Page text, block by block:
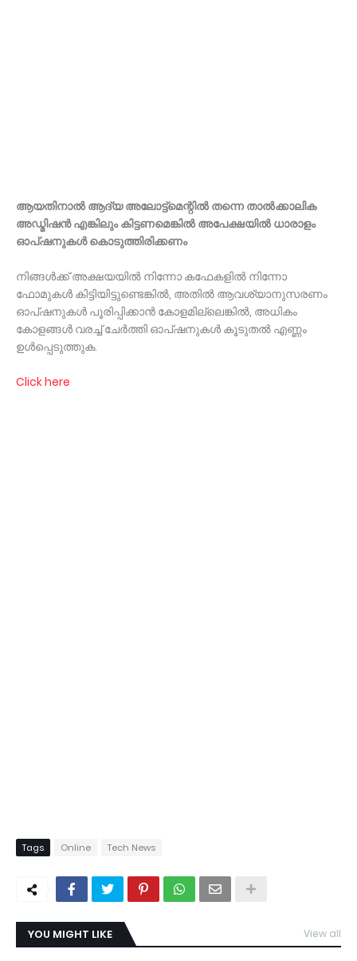
ആയതിനാൽ ആദ്യ അലോട്ട്മെന്റിൽ തന്നെ താൽക്കാലിക
അഡ്മിഷൻ എങ്കിലും കിട്ടണമെങ്കിൽ അപേക്ഷയിൽ ധാരാളം
ഓപ്ഷനുകൾ കൊടുത്തിരിക്കണം
നിങ്ങൾക്ക് അക്ഷയയിൽ നിന്നോ കഫേകളിൽ നിന്നോ
ഫോമുകൾ കിട്ടിയിട്ടുണ്ടെങ്കിൽ, അതിൽ ആവശ്യാനുസരണം
ഓപ്ഷനുകൾ പൂരിപ്പിക്കാൻ കോളമില്ലെങ്കിൽ, അധികം
കോളങ്ങൾ വരച്ച് ചേർത്തി ഓപ്ഷനുകൾ കൂടുതൽ എണ്ണം
ഉൾപ്പെടുത്തുക.
Click here
Tags Online Tech News
YOU MIGHT LIKE View all